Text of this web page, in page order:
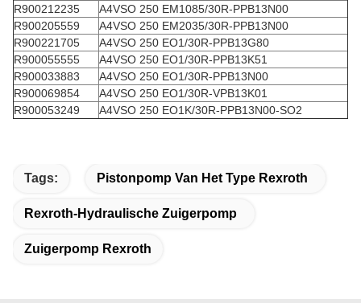
R900212235
A4VSO 250 EM1085/30R-PPB13N00
R900205559
A4VSO 250 EM2035/30R-PPB13N00
R900221705
A4VSO 250 EO1/30R-PPB13G80
R900055555
A4VSO 250 EO1/30R-PPB13K51
R900033883
A4VSO 250 EO1/30R-PPB13N00
R900069854
A4VSO 250 EO1/30R-VPB13K01
R900053249
A4VSO 250 EO1K/30R-PPB13N00-SO2
Tags: Pistonpomp Van Het Type Rexroth
Rexroth-Hydraulische Zuigerpomp
Zuigerpomp Rexroth